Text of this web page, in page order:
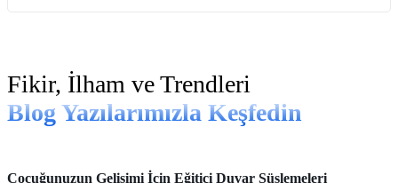
Fikir, İlham ve Trendleri
Blog Yazılarımızla Keşfedin
Çocuğunuzun Gelişimi İçin Eğitici Duvar Süslemeleri